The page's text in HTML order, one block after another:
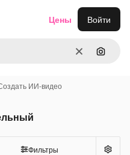
ОчиститьПоиск
Цены Войти
ИИ-видео
Фильтры